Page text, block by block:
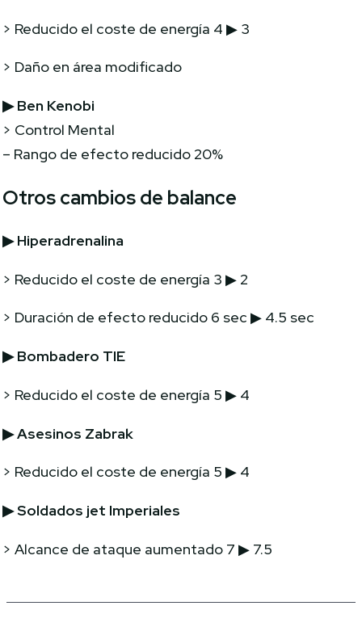
> Reducido el coste de energía 4 ▶ 3
> Daño en área modificado
▶Ben Kenobi
> Control Mental
– Rango de efecto reducido 20%
Otros cambios de balance
▶Hiperadrenalina
> Reducido el coste de energía 3 ▶ 2
> Duración de efecto reducido 6 sec ▶ 4.5 sec
▶Bombadero TIE
> Reducido el coste de energía 5 ▶ 4
▶Asesinos Zabrak
> Reducido el coste de energía 5 ▶ 4
▶Soldados jet Imperiales
> Alcance de ataque aumentado 7 ▶ 7.5